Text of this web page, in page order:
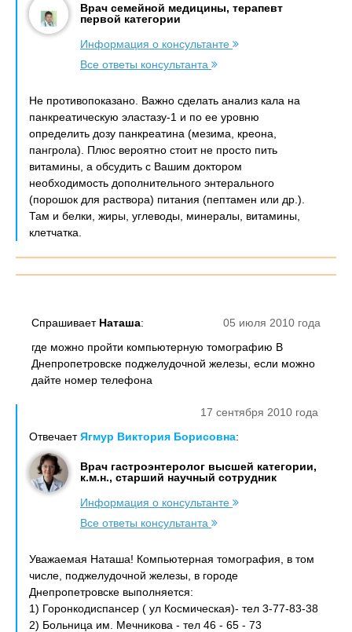
Врач семейной медицины, терапевт
первой категории
Информация о консультанте
Все ответы консультанта
Не противопоказано. Важно сделать анализ кала на
панкреатическую эластазу-1 и по ее уровню
определить дозу панкреатина (мезима, креона,
пангрола). Плюс вероятно стоит не просто пить
витамины, а обсудить с Вашим доктором
необходимость дополнительного энтерального
(порошок для раствора) питания (пептамен или др.).
Там и белки, жиры, углеводы, минералы, витамины,
клетчатка.
05 июля 2010 года
Спрашивает Наташа:
где можно пройти компьютерную томографию В
Днепропетровске поджелудочной железы, если можно
дайте номер телефона
17 сентября 2010 года
ОтвечаетЯгмур Виктория Борисовна:
Врач гастроэнтеролог высшей категории,
к.м.н., старший научный сотрудник
Информация о консультанте
Все ответы консультанта
Уважаемая Наташа! Компьютерная томография, в том
числе, поджелудочной железы, в городе
Днепропетровске выполняется:
1) Горонкодиспансер ( ул Космическая)- тел 3-77-83-38
2) Больница им. Мечникова - тел 46 - 65 - 73